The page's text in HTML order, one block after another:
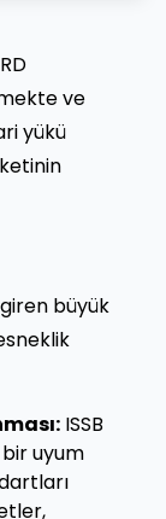
ve
yükü
giren büyük
ISSB
uyum